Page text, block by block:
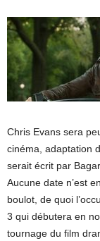
Chris Evans sera
cinéma, adaptation
serait écrit par
Aucune date n’est
boulot, de quoi
3 qui débutera en
tournage du film